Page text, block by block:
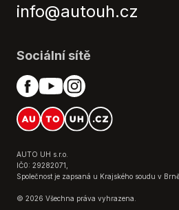
Indikátor parkování
LED adaptivní světlomety
LED denní svícení
Litá kola
Loketní opěrka přední
Multifunkční volant
Nastavitelný volant
Nouzové brzdění (PEBS)
Originální autorádio
Palubní počítač
AUTO UH s.r.o.
IČ0: 29282071,
Společnost je zapsaná u Krajského soudu v
© 2026 Všechna práva vyhrazena.
info@autouh.cz
Sociální sítě